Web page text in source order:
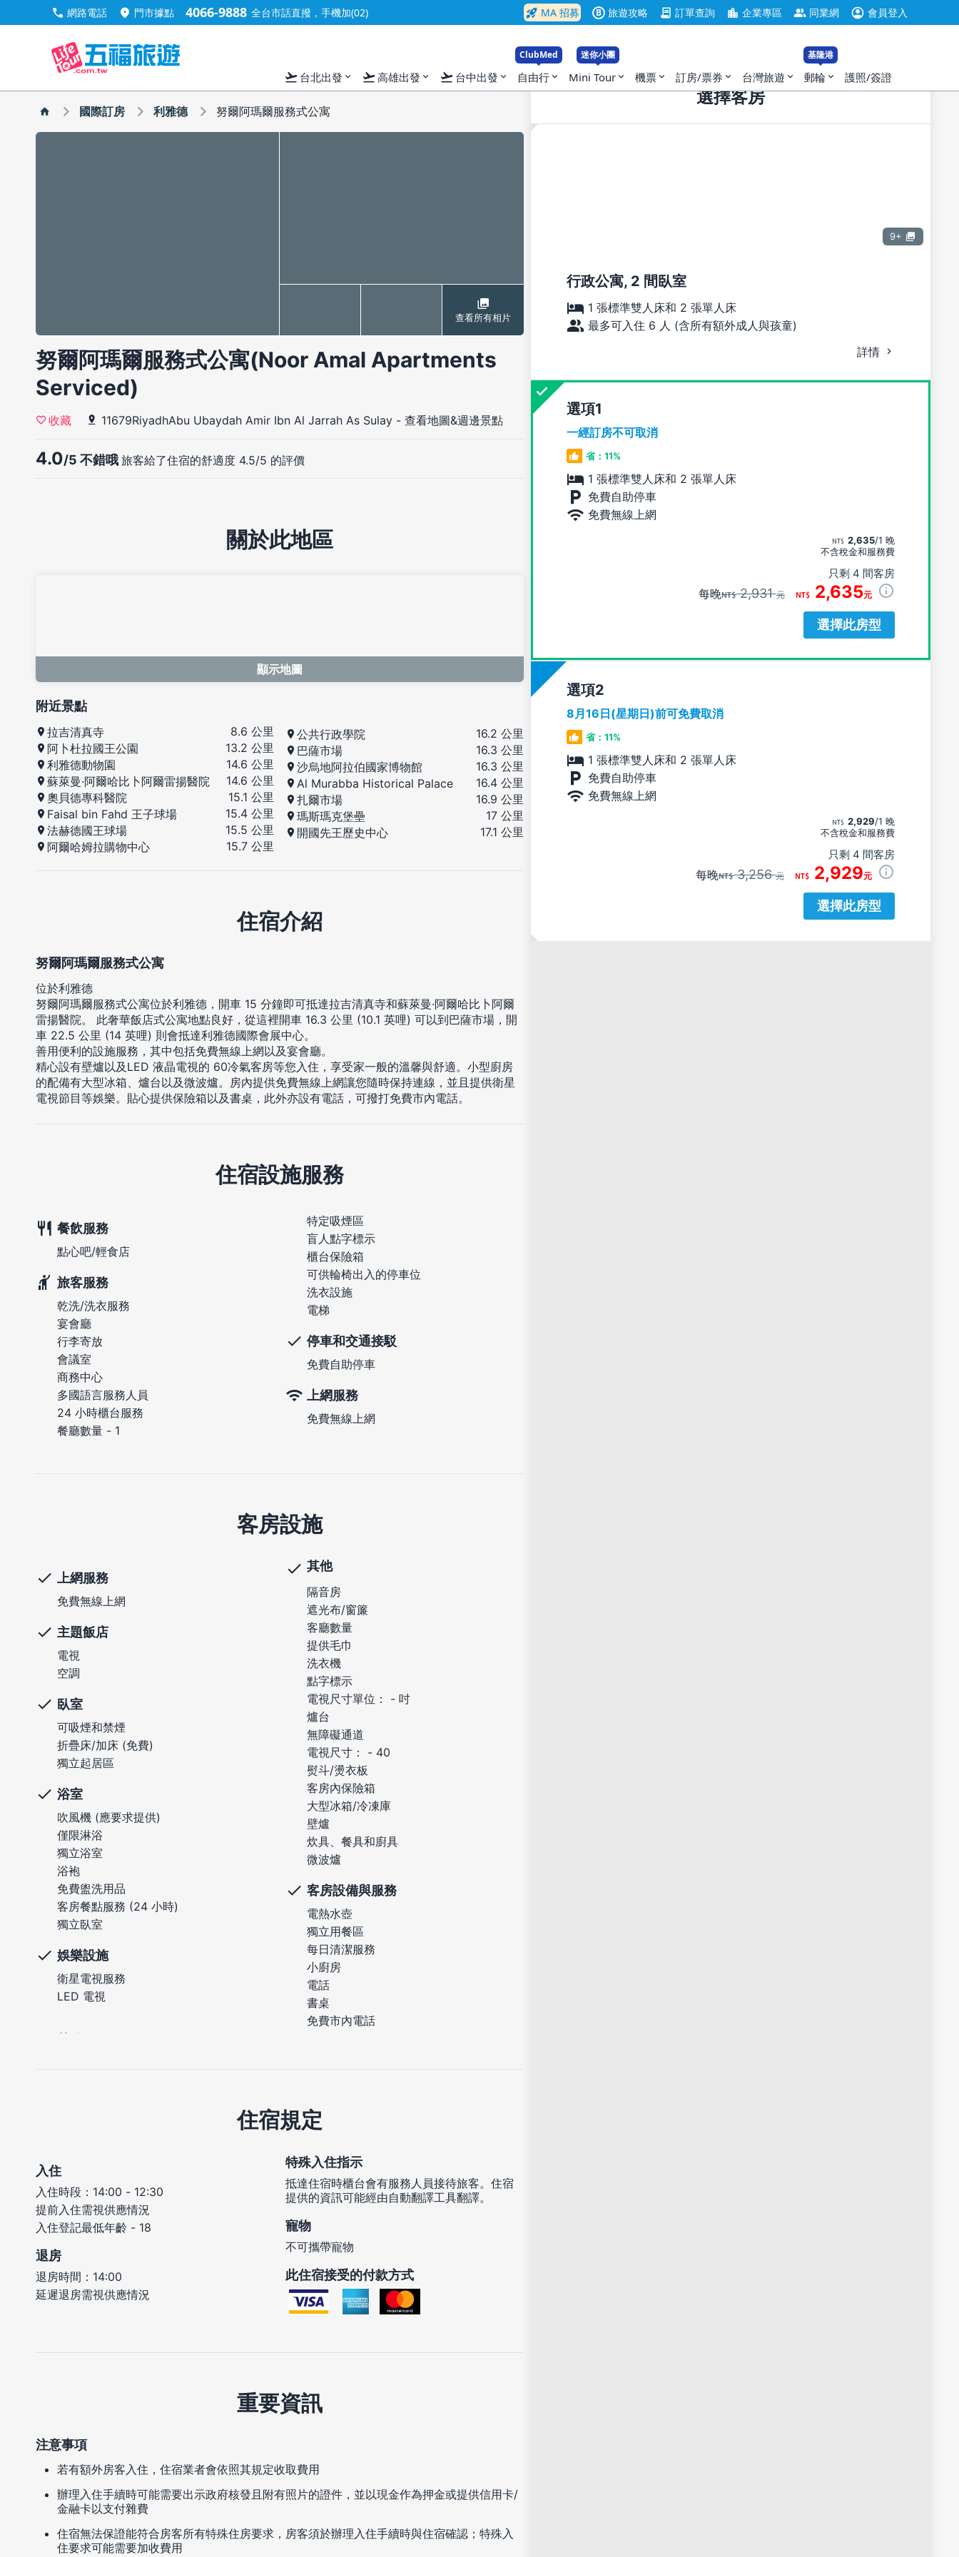
call 網路電話 location_on 門市據點 4066-9888 全台市話直撥，手機加(02) rocket_launch MA 招募 B 旅遊攻略 contract 訂單查詢 location_city 企業專區 group 同業網 account_circle 會員登入
flight_takeoff 台北出發 expand_more flight_takeoff高雄出發 expand_more flight_takeoff 台中出發 expand_more
ClubMed
自由行 expand_more
迷你小團
Mini Tour expand_more 機票 expand_more 訂房/票券 expand_more 台灣旅遊 expand_more
基隆港
郵輪 expand_more 護照/簽證
國際訂房 利雅德 努爾阿瑪爾服務式公寓
查看所有相片
努爾阿瑪爾服務式公寓(Noor Amal Apartments
Serviced)
收藏 11679RiyadhAbu Ubaydah Amir Ibn Al Jarrah As Sulay - 查看地圖&週邊景點
4.0/5 不錯哦 旅客給了住宿的舒適度 4.5/5 的評價
選擇客房
9+
行政公寓, 2 間臥室
1 張標準雙人床和 2 張單人床
最多可入住 6 人 (含所有額外成人與孩童)
詳情
選項
一經訂房不可取消
省：11%
1 張標準雙人床和 2 張單人床
免費自助停車
免費無線上網
2,635/1 晚
不含稅金和服務費
只剩 4 間客房
每晚 2,931元 2,635元
選擇此房型
選項
8月16日(星期日)前可免費取消
省：11%
1 張標準雙人床和 2 張單人床
免費自助停車
免費無線上網
2,929/1 晚
不含稅金和服務費
只剩 4 間客房
每晚 3,256元 2,929元
選擇此房型
關於此地區
顯示地圖
附近景點
拉吉清真寺
8.6 公里
阿卜杜拉國王公園
13.2 公里
利雅德動物園
14.6 公里
蘇萊曼·阿爾哈比卜阿爾雷揚醫院
14.6 公里
奧貝德專科醫院
15.1 公里
Faisal bin Fahd 王子球場
15.4 公里
法赫德國王球場
15.5 公里
阿爾哈姆拉購物中心
15.7 公里
公共行政學院
16.2 公里
巴薩市場
16.3 公里
沙烏地阿拉伯國家博物館
16.3 公里
Al Murabba Historical Palace
16.4 公里
扎爾市場
16.9 公里
瑪斯瑪克堡壘
17 公里
開國先王歷史中心
17.1 公里
住宿介紹
努爾阿瑪爾服務式公寓
位於利雅德
努爾阿瑪爾服務式公寓位於利雅德，開車 15 分鐘即可抵達拉吉清真寺和蘇萊曼·阿爾哈比卜阿爾
雷揚醫院。 此奢華飯店式公寓地點良好，從這裡開車 16.3 公里 (10.1 英哩) 可以到巴薩市場，開
車 22.5 公里 (14 英哩) 則會抵達利雅德國際會展中心。
善用便利的設施服務，其中包括免費無線上網以及宴會廳。
精心設有壁爐以及LED 液晶電視的 60冷氣客房等您入住，享受家一般的溫馨與舒適。小型廚房
的配備有大型冰箱、爐台以及微波爐。房內提供免費無線上網讓您隨時保持連線，並且提供衛星
電視節目等娛樂。貼心提供保險箱以及書桌，此外亦設有電話，可撥打免費市內電話。
住宿設施服務
餐飲服務
點心吧/輕食店
旅客服務
乾洗/洗衣服務
宴會廳
行李寄放
會議室
商務中心
多國語言服務人員
24 小時櫃台服務
餐廳數量 - 1
特定吸煙區
盲人點字標示
櫃台保險箱
可供輪椅出入的停車位
洗衣設施
電梯
停車和交通接駁
免費自助停車
上網服務
免費無線上網
客房設施
上網服務
免費無線上網
主題飯店
電視
空調
臥室
可吸煙和禁煙
折疊床/加床 (免費)
獨立起居區
浴室
吹風機 (應要求提供)
僅限淋浴
獨立浴室
浴袍
免費盥洗用品
客房餐點服務 (24 小時)
獨立臥室
娛樂設施
衛星電視服務
LED 電視
其他
隔音房
遮光布/窗簾
客廳數量
提供毛巾
洗衣機
點字標示
電視尺寸單位： - 吋
爐台
無障礙通道
電視尺寸： - 40
熨斗/燙衣板
客房內保險箱
大型冰箱/冷凍庫
壁爐
炊具、餐具和廚具
微波爐
客房設備與服務
電熱水壺
獨立用餐區
每日清潔服務
小廚房
電話
書桌
免費市內電話
住宿規定
入住
入住時段：14:00 - 12:30
提前入住需視供應情況
入住登記最低年齡 - 18
退房
退房時間：14:00
延遲退房需視供應情況
特殊入住指示
抵達住宿時櫃台會有服務人員接待旅客。住宿
提供的資訊可能經由自動翻譯工具翻譯。
寵物
不可攜帶寵物
此住宿接受的付款方式
重要資訊
注意事項
若有額外房客入住，住宿業者會依照其規定收取費用
辦理入住手續時可能需要出示政府核發且附有照片的證件，並以現金作為押金或提供信用卡/
金融卡以支付雜費
住宿無法保證能符合房客所有特殊住房要求，房客須於辦理入住手續時與住宿確認；特殊入
住要求可能需要加收費用